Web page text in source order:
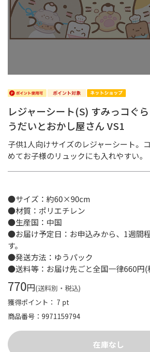
レジャーシート(S) すみっコぐ
うだいとおかし屋さん VS1
子供1人向けサイズのレジャーシート。
めてお子様のリュックにも入れやすい。
●サイズ：約60×90cm
●材質：ポリエチレン
●生産国：中国
●お届け予定日：お申込みから、1週間
す。
●発送方法：ゆうパック
●送料等：お届け先ごと全国一律660円(
770円(送料別・税込)
獲得ポイント： 7 pt
商品番号
9971159794